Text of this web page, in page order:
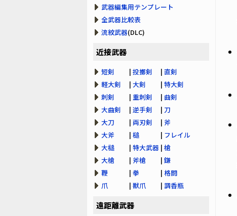
武器編集用テンプレート
全武器比較表
流紋武器(DLC)
近接武器
短剣 | 投擲剣 | 直剣
軽大剣 | 大剣 | 特大剣
刺剣 | 重刺剣 | 曲剣
大曲剣 | 逆手剣 | 刀
大刀 | 両刃剣 | 斧
大斧 | 槌 | フレイル
大槌 | 特大武器 | 槍
大槍 | 斧槍 | 鎌
鞭 | 拳 | 格闘
爪 | 獣爪 | 調香瓶
遠距離武器